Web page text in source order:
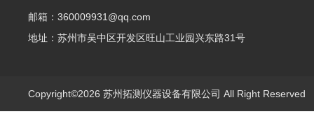
邮箱：360009931@qq.com
地址：苏州市吴中区开发区旺山工业园兴东路31号
Copyright©2026 苏州拓测仪器设备有限公司 All Right